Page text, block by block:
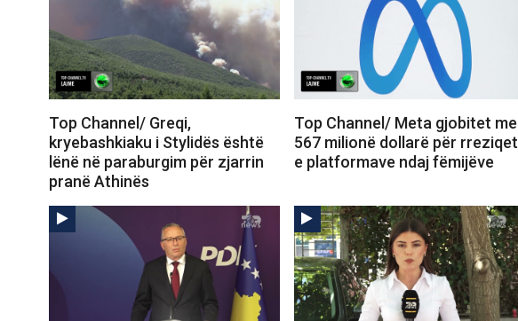
Top Channel/ Greqi,
kryebashkiaku i Stylidës është
lënë në paraburgim për zjarrin
pranë Athinës
Top Channel/ Meta gjobitet me
567 milionë dollarë për rreziqet
e platformave ndaj fëmijëve